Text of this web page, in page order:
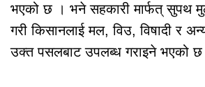
भएको छ । भने सहकारी मार्फत् सुपथ
गरी किसानलाई मल, विउ, विषादी र
उक्त पसलबाट उपलब्ध गराइने भएको छ